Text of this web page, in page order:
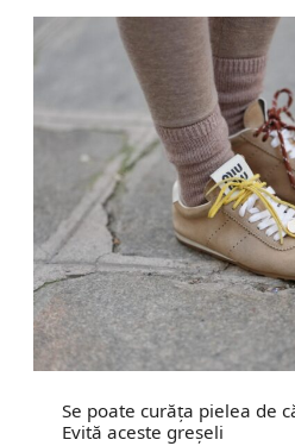
Se poate curăța pielea de
Evită aceste greșeli